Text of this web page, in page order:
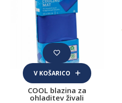
V KOŠARICO
COOL blazina za
ohladitev živali